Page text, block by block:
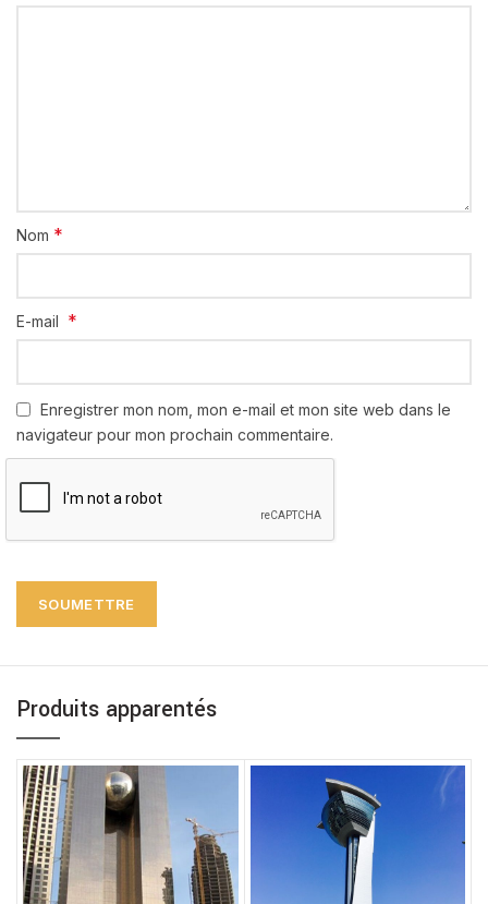
Nom *
E-mail *
Enregistrer mon nom, mon e-mail et mon site web dans le
navigateur pour mon prochain commentaire.
Produits apparentés